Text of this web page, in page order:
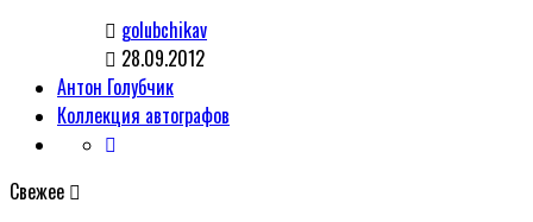
golubchikav
28.09.2012
Антон Голубчик
Коллекция автографов
Свежее